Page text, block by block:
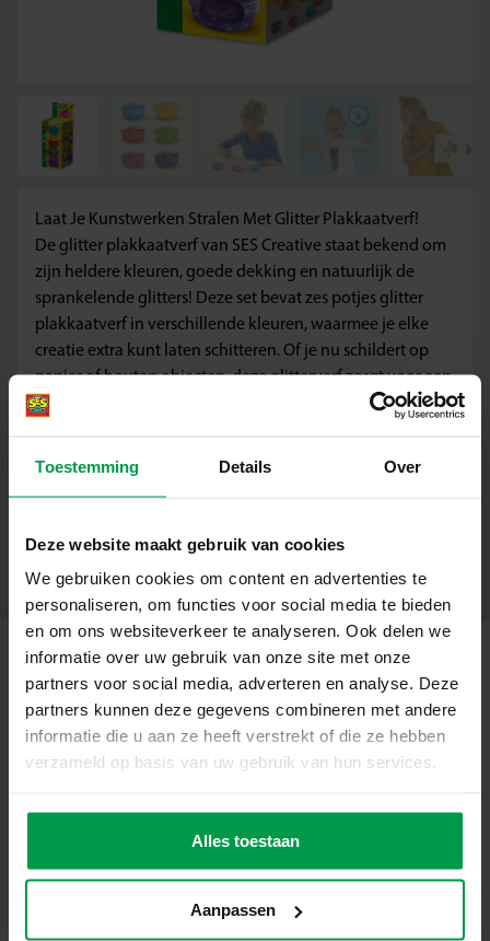
Toestemming Details Over
Deze website maakt gebruik van cookies
We gebruiken cookies om content en advertenties te
personaliseren, om functies voor social media te bieden
en om ons websiteverkeer te analyseren. Ook delen we
informatie over uw gebruik van onze site met onze
partners voor social media, adverteren en analyse. Deze
partners kunnen deze gegevens combineren met andere
informatie die u aan ze heeft verstrekt of die ze hebben
verzameld op basis van uw gebruik van hun services.
Alles toestaan
Aanpassen
Laat Je Kunstwerken Stralen Met Glitter Plakkaatverf!
De glitter plakkaatverf van SES Creative staat bekend om
zijn heldere kleuren, goede dekking en natuurlijk de
sprankelende glitters! Deze set bevat zes potjes glitter
plakkaatverf in verschillende kleuren, waarmee je elke
creatie extra kunt laten schitteren. Of je nu schildert op
papier of houten objecten, deze glitterverf zorgt voor een
magische afwerking. Perfect voor jonge kunstenaars die
– Heldere kleuren voor levendige kunstwerken
– Glittereffect voor sprankelende creaties
– Geschikt voor kinderen vanaf 3 jaar
Ontwerp Je Eigen Glitterende Kunstwerken
Met deze set kunnen kinderen hun creativiteit de vrije
loop laten en de mooiste sprankelende schilderijen
maken. De glitter plakkaatverf is eenvoudig aan te
brengen en zorgt voor een glanzende, dekkende
afwerking. Deze set is ideaal voor ouders die hun
kinderen willen laten genieten van een creatieve en
motoriek van je kind stimuleert.
Inhoud van de Set
– 6 verschillende kleuren glitterverf in bakjes van 45 ml
+
Productnummer
00384
Deel dit product
Gerelateerde producten
Penselenset 3
3+